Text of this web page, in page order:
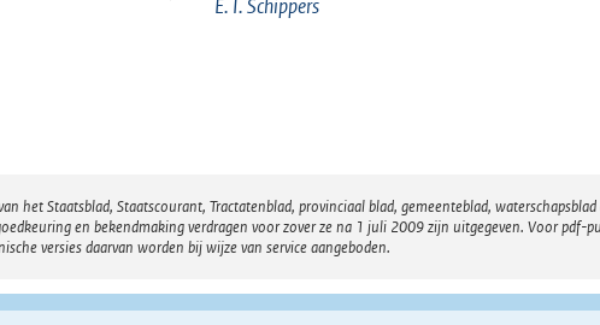
E. I. Schippers
het Staatsblad, Staatscourant, Tractatenblad, provinciaal blad, gemeenteblad,
en bekendmaking verdragen voor zover ze na 1 juli 2009 zijn uitgegeven. Voor
versies daarvan worden bij wijze van service aangeboden.